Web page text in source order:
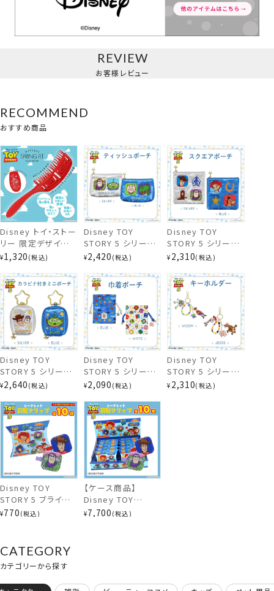
前髪クリップ＜全10種セット＞
リップクリーム＜単品＞
REVIEW
お客様レビュー
RECOMMEND
おすすめ商品
Disney トイ・ストー
リー 限定デザイン
スプリングフィットブ
shobido ヘアブラ
シ TOY STORY
¥1,320 税込
Disney TOY
STORY 5 シリーズ
ティッシュポーチ ＜
トイ・ストーリー デ
ィズニー 粧美堂
shobido
¥2,420 税込
Disney TOY
STORY 5 シリーズ
スクエアポーチ ＜
トイ・ストーリー デ
ィズニー 粧美堂
shobido
¥ 2,310 税込
Disney TOY
STORY 5 シリーズ
カラビナ付きミニポ
BLUE ＞ トイ・スト
ーリー ディズニー
粧美堂 shobido
¥2,640 税込
Disney TOY
STORY 5 シリーズ
巾着ポーチ ＜
トイ・ストーリー デ
ィズニー 粧美堂
shobido
¥2,090 税込
Disney TOY
STORY 5 シリーズ
キーホルダー ＜
¥ 2,310 税込
Disney TOY
STORY 5 ブラインド
コスメシリーズ 前髪
ディズニー 粧美堂
shobido
¥770 税込
【ケース商品】
Disney TOY
STORY 5 ブラインド
¥7,700 税込
CATEGORY
カテゴリーから探す